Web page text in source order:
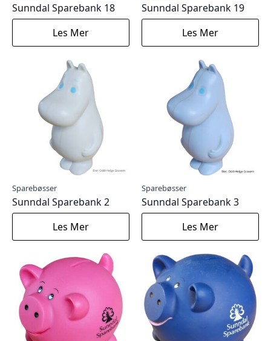
Sunndal Sparebank 18
Les Mer
Sunndal Sparebank 19
Les Mer
Sparebøsser
Sunndal Sparebank 2
Les Mer
Sparebøsser
Sunndal Sparebank 3
Les Mer